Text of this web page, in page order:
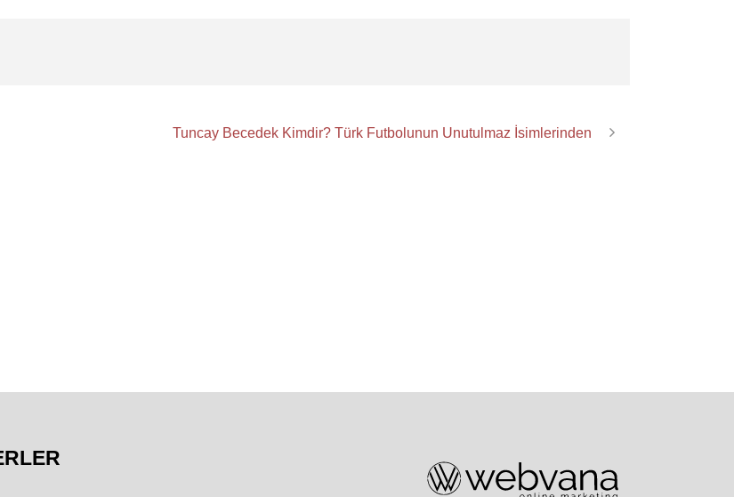
Tuncay Becedek Kimdir? Türk Futbolunun Unutulmaz İsimlerinden